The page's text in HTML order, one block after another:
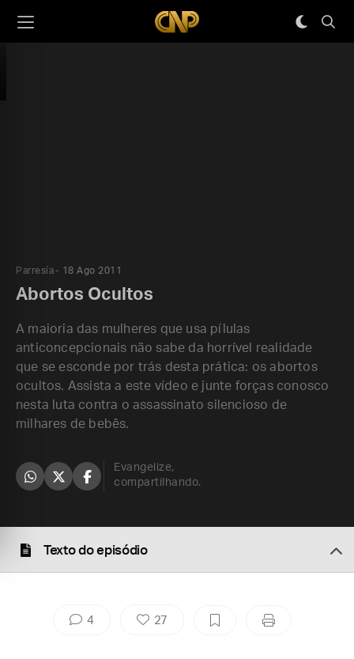
Parresía 18 Ago 2011
Abortos Ocultos
A maioria das mulheres que usa pílulas
anticoncepcionais não sabe da horrível realidade
que se esconde por trás desta prática: os abortos
ocultos. Assista a este vídeo e junte forças conosco
nesta luta contra o assassinato silencioso de
milhares de bebês.
Evangelize,
compartilhando.
Texto do episódio
4 27